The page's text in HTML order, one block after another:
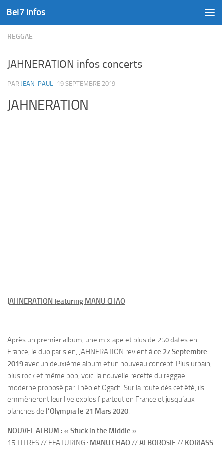
Skip to content
Bel7 Infos
REGGAE
JAHNERATION infos concerts
PAR JEAN-PAUL · 19 SEPTEMBRE 2019
JAHNERATION
JAHNERATION featuring MANU CHAO
Après un premier album, une mixtape et plus de 250 dates en
France, le duo parisien, JAHNERATION revient àce 27 Septembre
2019avec un deuxième album et un nouveau concept. Plus urbain,
plus rock et même pop, voici la nouvelle recette du reggae
moderne proposé par Théo et Ogach. Sur la route dès cet été, ils
emmèneront leur live explosif partout en France et jusqu’aux
planches de l’Olympia le 21 Mars 2020.
NOUVEL ALBUM : « Stuck in the Middle »
15 TITRES // FEATURING : MANU CHAO //ALBOROSIE// KORIASS